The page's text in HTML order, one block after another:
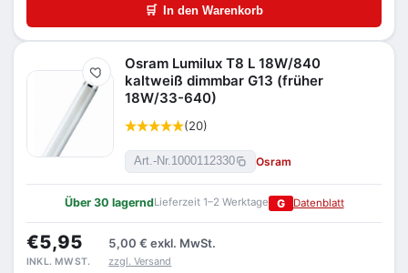
🛒 In den Warenkorb
Merken
Osram Lumilux T8 L 18W/840
kaltweiß dimmbar G13 (früher
18W/33-640)
(20)
Art.-Nr.1000112330 Osram
Über 30 lagerndLieferzeit 1–2 Werktage G Datenblatt
€5,95 5,00 € exkl. MwSt.
INKL. MWST. zzgl. Versand